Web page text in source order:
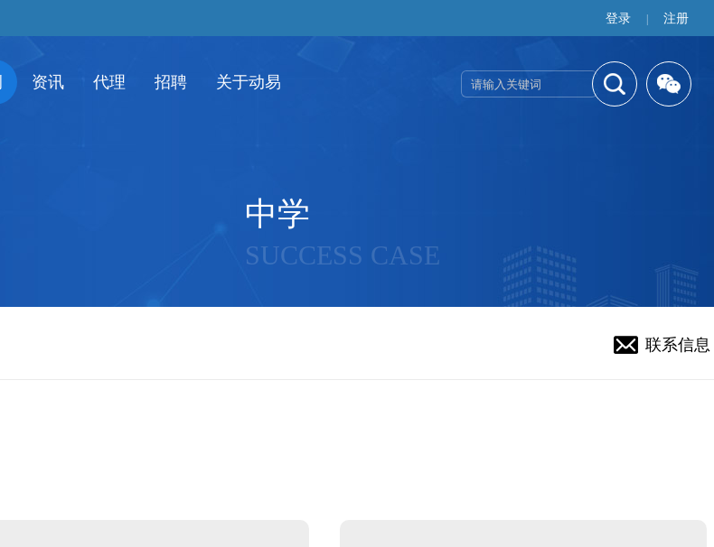
登录 注册
资讯 代理 招聘 关于动易
中学
SUCCESS CASE
联系信息